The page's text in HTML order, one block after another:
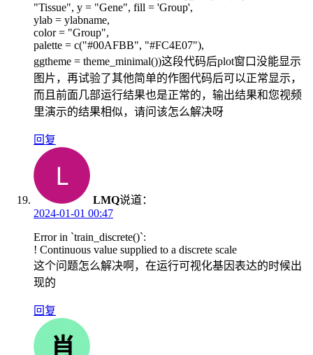
"Tissue", y = "Gene", fill = 'Group',
ylab = ylabname,
color = "Group",
palette = c("#00AFBB", "#FC4E07"),
ggtheme = theme_minimal())这段代码后plot窗口没能显示
图片，再试验了其他简单的作图代码后可以正常显示，
而且前面几部运行结果也是正常的，输出结果和您视频
里演示的结果相似，请问该怎么解决呀
回复
LMQ说道：
2024-01-01 00:47
Error in `train_discrete()`:
! Continuous value supplied to a discrete scale
这个问题怎么解决啊，在运行可视化基因表达的时候出
现的
回复